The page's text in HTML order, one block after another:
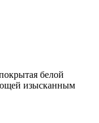
белой
изысканным